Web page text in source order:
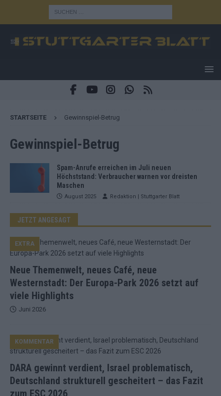
STARTSEITE Gewinnspiel-Betrug
Gewinnspiel-Betrug
Spam-Anrufe erreichen im Juli neuen
Höchststand: Verbraucher warnen vor dreisten
Maschen
August 2025 Redaktion | Stuttgarter Blatt
JETZT ANGESAGT
Neue Themenwelt, neues Café, neue
Westernstadt: Der Europa-Park 2026 setzt auf
viele Highlights
EXTRA
Juni 2026
DARA gewinnt verdient, Israel problematisch,
Deutschland strukturell gescheitert – das Fazit
zum ESC 2026
KOMMENTAR